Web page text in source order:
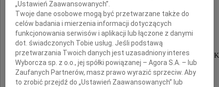
Janowi Gieradzie
Dyrektorowi Wojewódzkiego Szpitala Zespolonego w
Radnemu Rady Miejskiej w Kielcach
„Ustawień Zaawansowanych”.
Twoje dane osobowe mogą być przetwarzane także do
celów badania i mierzenia informacji dotyczących
funkcjonowania serwisów i aplikacji lub łączone z danymi
dot. świadczonych Tobie usług. Jeśli podstawą
przetwarzania Twoich danych jest uzasadniony interes
Wyborcza sp. z o.o., jej spółki powiązanej – Agora S.A. – lub
Zaufanych Partnerów, masz prawo wyrazić sprzeciw. Aby
to zrobić przejdź do „Ustawień Zaawansowanych” lub